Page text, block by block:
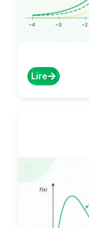
Lire